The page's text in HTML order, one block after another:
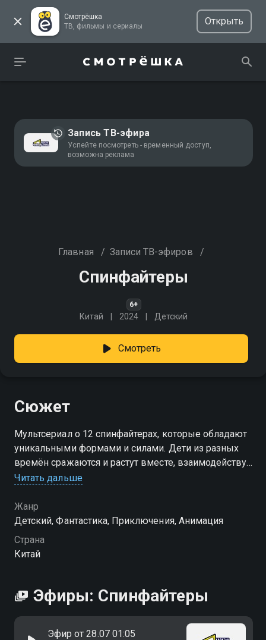
Смотрёшка
ТВ, фильмы и сериалы
Открыть
Запись ТВ-эфира
Успейте посмотреть - временный доступ,
возможна реклама
Главная / Записи ТВ-эфиров /
Спинфайтеры
6+
Китай 2024 Детский
Смотреть
Сюжет
Мультсериал о 12 спинфайтерах, которые обладают
уникальными формами и силами. Дети из разных
времён сражаются и растут вместе, взаимодействуя
с этими волшебными предметами
Читать дальше
Жанр
Детский, Фантастика, Приключения, Анимация
Страна
Китай
Эфиры: Спинфайтеры
Эфир от 28.07 01:05